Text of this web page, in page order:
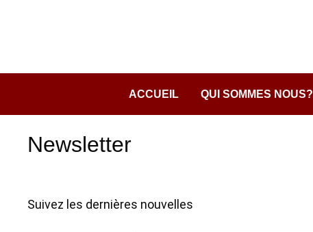
ACCUEIL QUI SOMMES NOUS?
Newsletter
Suivez les dernières nouvelles